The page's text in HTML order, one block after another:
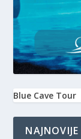
Blue Cave Tour
NAJNOVIJE